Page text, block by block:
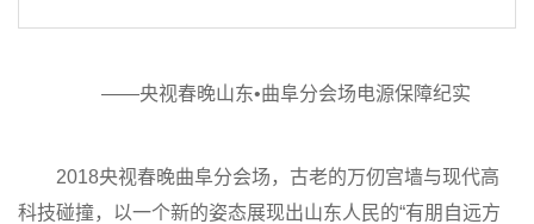
——央视春晚山东•曲阜分会场电源保障纪实
2018央视春晚曲阜分会场，古老的万仞宫墙与现代高
科技碰撞，以一个新的姿态展现出山东人民的“有朋自远方